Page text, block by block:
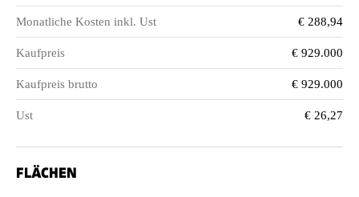
Monatliche Kosten inkl. Ust € 288,94
Kaufpreis € 929.000
Kaufpreis brutto € 929.000
Ust € 26,27
FLÄCHEN